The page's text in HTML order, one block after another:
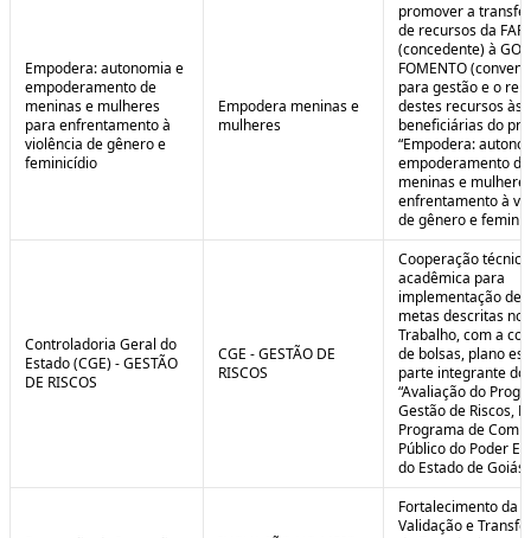
Empodera: autonomia e
empoderamento de
meninas e mulheres
para enfrentamento à
violência de gênero e
feminicídio
Empodera meninas e
mulheres
promover a
de recursos da
(concedente) à
FOMENTO
para gestão e o
destes recursos às
beneficiárias do
“Empodera:
empoderamento de
meninas e
enfrentamento à
de gênero e
Controladoria Geral do
Estado (CGE) - GESTÃO
DE RISCOS
CGE - GESTÃO DE
RISCOS
Cooperação
acadêmica para
implementação de
metas descritas no
Trabalho, com a
de bolsas, plano
parte integrante do
“Avaliação do
Gestão de Riscos,
Programa de
Público do Poder
do Estado de
Fortalecimento da
Validação e